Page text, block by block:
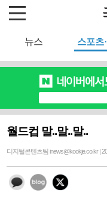
뉴스 스포츠
월드컵 말..말..말..
디지털콘텐츠팀 inews@kookje.co.kr |